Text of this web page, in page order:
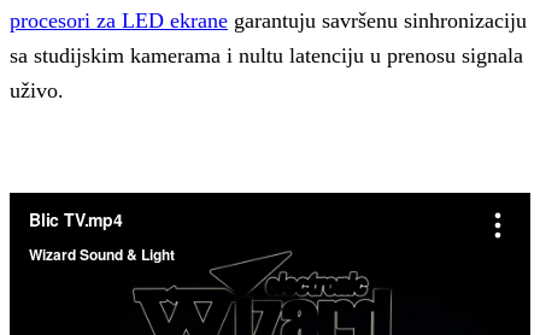
procesori za LED ekrane garantuju savršenu sinhronizaciju
sa studijskim kamerama i nultu latenciju u prenosu signala
uživo.